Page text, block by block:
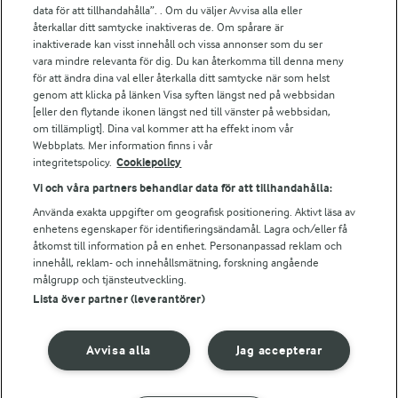
Falbygdens Ost
Arla webbshop
Bildbank
Följ oss
© 2026 Arla Foods
Integritetspolicy
data för att tillhandahålla”. . Om du väljer Avvisa alla eller
återkallar ditt samtycke inaktiveras de. Om spårare är
inaktiverade kan visst innehåll och vissa annonser som du ser
vara mindre relevanta för dig. Du kan återkomma till denna meny
för att ändra dina val eller återkalla ditt samtycke när som helst
genom att klicka på länken Visa syften längst ned på webbsidan
[eller den flytande ikonen längst ned till vänster på webbsidan,
om tillämpligt]. Dina val kommer att ha effekt inom vår
Webbplats. Mer information finns i vår
integritetspolicy. Cookiepolicy
Vi och våra partners behandlar data för att tillhandahålla:
Använda exakta uppgifter om geografisk positionering. Aktivt läsa av
enhetens egenskaper för identifieringsändamål. Lagra och/eller få
åtkomst till information på en enhet. Personanpassad reklam och
innehåll, reklam- och innehållsmätning, forskning angående
målgrupp och tjänsteutveckling.
Lista över partner (leverantörer)
Jag accepterar
Avvisa alla